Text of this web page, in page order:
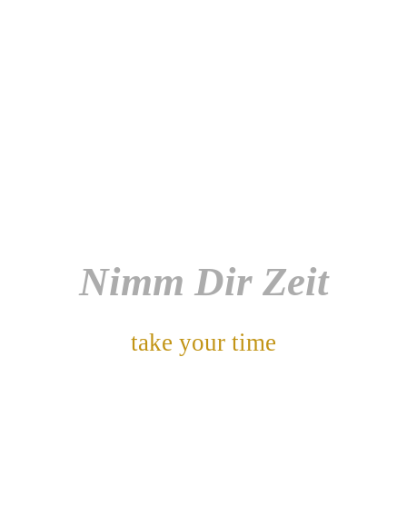
Nimm Dir Zeit
take your time